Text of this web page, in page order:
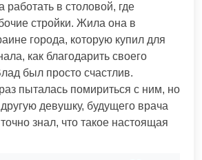
работать в столовой, где
стройки. Жила она в
города, которую купил для
как благодарить своего
был просто счастлив.
пыталась помириться с ним, но
девушку, будущего врача
знал, что такое настоящая